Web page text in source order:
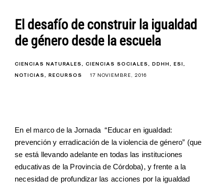
El desafío de construir la igualdad
de género desde la escuela
CIENCIAS NATURALES CIENCIAS SOCIALES DDHH
ESI
NOTICIAS
RECURSOS 17 NOVIEMBRE, 2016
En el marco de la Jornada “Educar en igualdad:
prevención y erradicación de la violencia de género” (que
se está llevando adelante en todas las instituciones
educativas de la Provincia de Córdoba), y frente a la
necesidad de profundizar las acciones por la igualdad